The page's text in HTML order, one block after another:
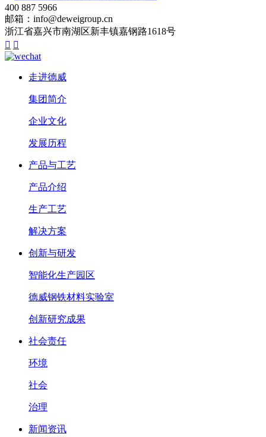
400 887 5966
邮箱：info@deweigroup.cn
浙江省嘉兴市南湖区新丰镇嘉钢路1618号
 
走进德威
集团简介
企业文化
发展历程
产品与工艺
产品介绍
生产工艺
解决方案
创新与研发
智能化生产园区
德威钢铁材料实验室
创新研究成果
社会责任
环境
社会
治理
新闻资讯